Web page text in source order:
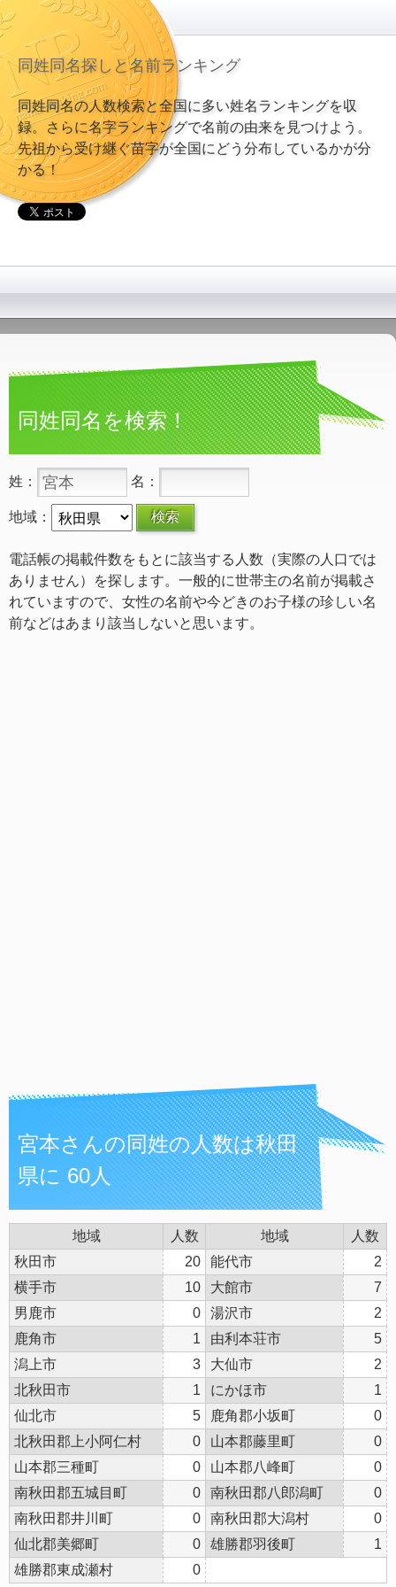
同姓同名探しと名前ランキング
同姓同名の人数検索と全国に多い姓名ランキングを収
録。さらに名字ランキングで名前の由来を見つけよう。
先祖から受け継ぐ苗字が全国にどう分布しているかが分
かる！
同姓同名を検索！
姓： 名：
地域：
電話帳の掲載件数をもとに該当する人数（実際の人口では
ありません）を探します。一般的に世帯主の名前が掲載さ
れていますので、女性の名前や今どきのお子様の珍しい名
前などはあまり該当しないと思います。
宮本さんの同姓の人数は秋田
県に 60人
地域 人数 地域
人数
秋田市
20 能代市
2
横手市
10 大館市
7
男鹿市
0 湯沢市
2
鹿角市
1 由利本荘市
5
潟上市
3 大仙市
2
北秋田市
1 にかほ市
1
仙北市
5 鹿角郡小坂町
0
北秋田郡上小阿仁村
0 山本郡藤里町
0
山本郡三種町
0 山本郡八峰町
0
南秋田郡五城目町
0 南秋田郡八郎潟町
0
南秋田郡井川町
0 南秋田郡大潟村
0
仙北郡美郷町
0 雄勝郡羽後町
1
雄勝郡東成瀬村
0